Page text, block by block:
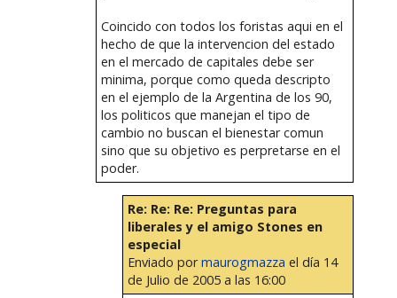
Coincido con todos los foristas aqui en el
hecho de que la intervencion del estado
en el mercado de capitales debe ser
minima, porque como queda descripto
en el ejemplo de la Argentina de los 90,
los politicos que manejan el tipo de
cambio no buscan el bienestar comun
sino que su objetivo es perpretarse en el
poder.
Re: Re: Re: Preguntas para
liberales y el amigo Stones en
especial
Enviado pormaurogmazza el día 14
de Julio de 2005 a las 16:00